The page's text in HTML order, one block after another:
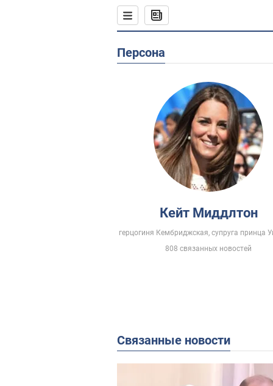
Персона
Кейт Миддлтон
герцогиня Кембриджская, супруга принца
808 связанных новостей
Связанные новости